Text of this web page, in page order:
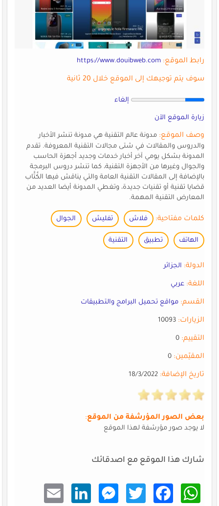
رابط الموقع: https://www.douibweb.com
سوف يتم توجيهك إلى الموقع خلال 20 ثانية
إلغاء
زيارة الموقع الآن
وصف الموقع:مدونة عالم التقنية هي مدونة تنشر الأخبار
والدروس والمقالات في شتى مجالات التقنية المعروفة. تقدم
المدونة بشكل يومي آخر أخبار خدمات وجديد أجهزة الحاسب
والجوال وغيرها من الأجهزة التقنية، كما تنشر دروس البرمجة
بالإضافة إلى المقالات التقنية العامة والتي يناقش فيها الكُتَّاب
قضايا تقنية أو تقنيات جديدة، وتغطي المدونة أيضا العديد من
المعارض التقنية المهمة.
كلمات مفتاحية: فلاش تفليش الجوال
الهاتف تطبيق التقنية
الدولة: الجزائر
اللغة: عربي
القسم: مواقع تحميل البرامج والتطبيقات
الزيارات:10093
التقييم:0
المقيّمين:0
تاريخ الإضافة:18/3/2022
بعض الصور المؤرشفة من الموقع:
لا يوجد صور مؤرشفة لهذا الموقع
شارك هذا الموقع مع اصدقائك
What
sApp
Faceb
ook
Twitt
er
Mess
enger
Linke
dIn
Email